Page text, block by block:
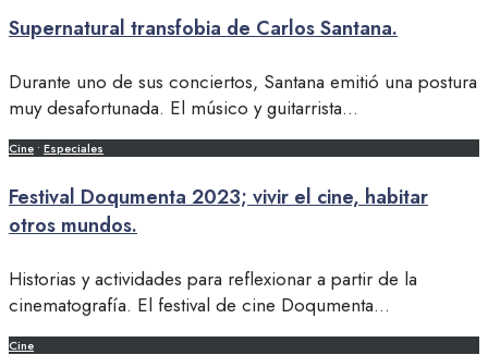
Supernatural transfobia de Carlos Santana.
Durante uno de sus conciertos, Santana emitió una postura
muy desafortunada. El músico y guitarrista...
Cine • Especiales
Festival Doqumenta 2023; vivir el cine, habitar
otros mundos.
Historias y actividades para reflexionar a partir de la
cinematografía. El festival de cine Doqumenta...
Cine